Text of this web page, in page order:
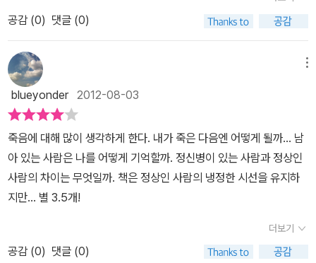
리고 남편. 사랑했던 모두를 떠나보낸 여인이 있습니다. 덕분에 자신
이 왜 존재하는지에 대해 의문을 품었다는 것은 잠시, 그들 모두가 한
자리에 모였을 때로 시간을 되감는데요. 바로 ‘하나님의 증거’를 찾아
여행길에 오를 준비를 하고 있는 시아버지와의 마지막 만찬 자리였는
데……. 이거 SF아니었냐구요? 그러게요. 필립 K. 딕이라고하면 S
F작가인데, ‘하나님의 증거’를 찾으러간다기에 저도 깜짝 놀랐습니
다. 다행인건 종교에 대한 이야기라는 느낌은 별로 들지 않았다는 점
인데요. 종교와 과학적 접근 같은, 자칫 싸움으로 번질 수 있는 환경을
찾으시는 분들은 장소를 옮겨주시면 대단히 감사하겠습니다. 그럼
어떤 이야기를 하고 있는 작품인지 알려달라구요? 음~ 접시보다 얇
은 저의 식견으로 함부로 평해도 될지 모르겠습니다. 개인적으로는
‘존재함의 증명’에 대해 이야기하고 있다고 받아들였는데요. ‘하나님
의 증거’를 배경에 두고, 주인공은 삶과 죽음 사이에서 ‘존재의 증
공감 (0) 댓글 (0)
blueyonder2012-08-03
죽음에 대해 많이 생각하게 한다. 내가 죽은 다음엔 어떻게 될까... 남
아 있는 사람은 나를 어떻게 기억할까. 정신병이 있는 사람과 정상인
사람의 차이는 무엇일까. 책은 정상인 사람의 냉정한 시선을 유지하
지만... 별 3.5개!
더보기
공감 (0) 댓글 (0)